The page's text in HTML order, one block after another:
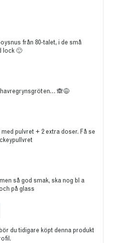
1620kJ/387kcal
från 80-talet, i de små
lock 🙂
🙈😅
pulvret + 2 extra doser. Få se
så god smak, ska nog bl a
på glass
du tidigare köpt denna produkt